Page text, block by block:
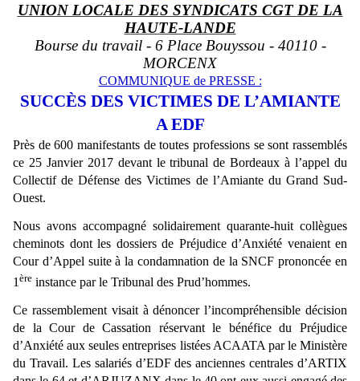
UNION LOCALE DES SYNDICATS CGT DE LA
HAUTE-LANDE
Bourse du travail - 6 Place Bouyssou - 40110 -
MORCENX
COMMUNIQUE de PRESSE :
SUCCÈS DES VICTIMES DE L’AMIANTE
A EDF
Près de 600 manifestants de toutes professions se sont rassemblés
ce 25 Janvier 2017 devant le tribunal de Bordeaux à l’appel du
Collectif de Défense des Victimes de l’Amiante du Grand Sud-
Ouest.
Nous avons accompagné solidairement quarante-huit collègues
cheminots dont les dossiers de Préjudice d’Anxiété venaient en
Cour d’Appel suite à la condamnation de la SNCF prononcée en
1 ère instance par le Tribunal des Prud’hommes.
Ce rassemblement visait à dénoncer l’incompréhensible décision
de la Cour de Cassation réservant le bénéfice du Préjudice
d’Anxiété aux seules entreprises listées ACAATA par le Ministère
du Travail. Les salariés d’EDF des anciennes centrales d’ARTIX